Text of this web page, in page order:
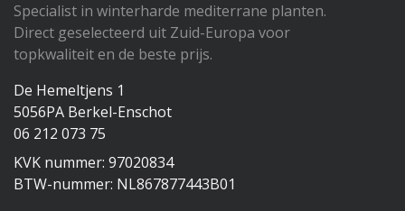
Specialist in winterharde mediterrane planten.
Direct geselecteerd uit Zuid-Europa voor
topkwaliteit en de beste prijs.
De Hemeltjens 1
5056PA Berkel-Enschot
06 212 073 75
KVK nummer: 97020834
BTW-nummer: NL867877443B01